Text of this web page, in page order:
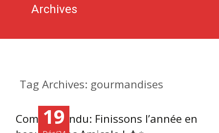
Archives
Tag Archives: gourmandises
19
Compte-rendu: Finissons l’année en